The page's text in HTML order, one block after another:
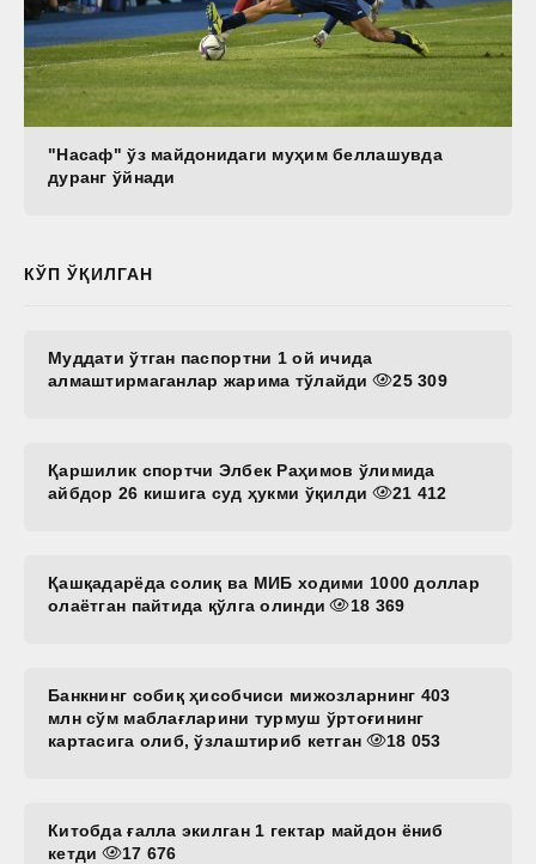
"Насаф" ўз майдонидаги муҳим беллашувда
дуранг ўйнади
КЎП ЎҚИЛГАН
Муддати ўтган паспортни 1 ой ичида
алмаштирмаганлар жарима тўлайди
25 309
Қаршилик спортчи Элбек Раҳимов ўлимида
айбдор 26 кишига суд ҳукми ўқилди
21 412
Қашқадарёда солиқ ва МИБ ходими 1000 доллар
олаётган пайтида қўлга олинди
18 369
Банкнинг собиқ ҳисобчиси мижозларнинг 403
млн сўм маблағларини турмуш ўртоғининг
картасига олиб, ўзлаштириб кетган
18 053
Китобда ғалла экилган 1 гектар майдон ёниб
кетди
17 676